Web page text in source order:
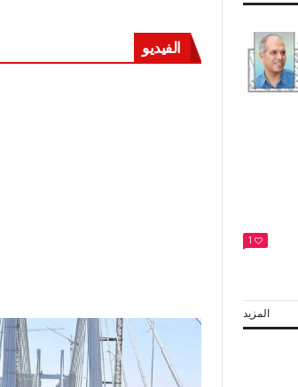
1
المزيد
الفيديو
الرئيس عبد الفتاح
الفرج وكوبري